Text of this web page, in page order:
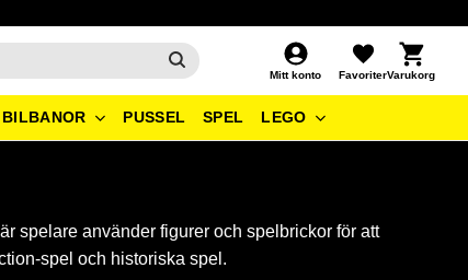
Mitt konto
Favoriter
Kundvagn
BILBANOR PUSSEL SPEL LEGO
spelare använder figurer och spelbrickor för att
spel och historiska spel.